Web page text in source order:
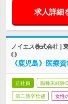
求人詳細
ノイエス株式会社 |
◎
《鹿児島》医療
正社員 職種未経験
第二新卒歓迎 女性